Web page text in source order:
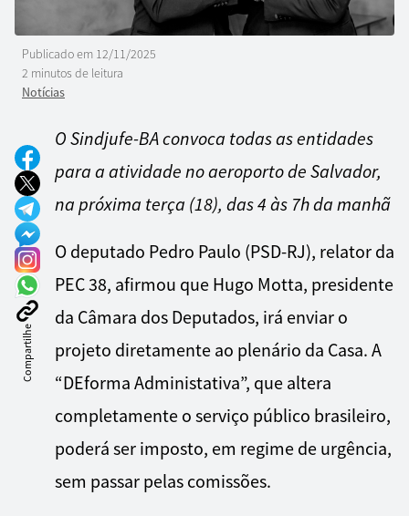
Publicado em 12/11/2025
2 minutos de leitura
Notícias
Compartilhe
O Sindjufe-BA convoca todas as entidades
para a atividade no aeroporto de Salvador,
na próxima terça (18), das 4 às 7h da manhã
O deputado Pedro Paulo (PSD-RJ), relator da
PEC 38, afirmou que Hugo Motta, presidente
da Câmara dos Deputados, irá enviar o
projeto diretamente ao plenário da Casa. A
“DEforma Administativa”, que altera
completamente o serviço público brasileiro,
poderá ser imposto, em regime de urgência,
sem passar pelas comissões.